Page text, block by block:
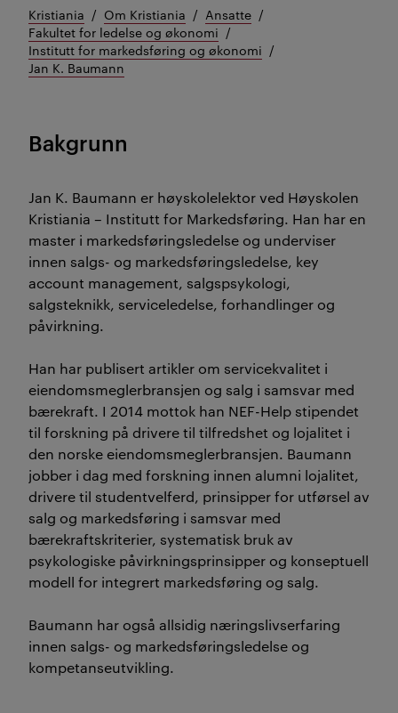
Kristiania Om Kristiania
Ansatte
Fakultet for ledelse og økonomi
Institutt for markedsføring og økonomi
Jan K. Baumann
Bakgrunn
Jan K. Baumann er høyskolelektor ved Høyskolen
Kristiania – Institutt for Markedsføring. Han har en
master i markedsføringsledelse og underviser
innen salgs- og markedsføringsledelse, key
account management, salgspsykologi,
salgsteknikk, serviceledelse, forhandlinger og
påvirkning.
Han har publisert artikler om servicekvalitet i
eiendomsmeglerbransjen og salg i samsvar med
bærekraft. I 2014 mottok han NEF-Help stipendet
til forskning på drivere til tilfredshet og lojalitet i
den norske eiendomsmeglerbransjen. Baumann
jobber i dag med forskning innen alumni lojalitet,
drivere til studentvelferd, prinsipper for utførsel av
salg og markedsføring i samsvar med
bærekraftskriterier, systematisk bruk av
psykologiske påvirkningsprinsipper og konseptuell
modell for integrert markedsføring og salg.
Baumann har også allsidig næringslivserfaring
innen salgs- og markedsføringsledelse og
kompetanseutvikling.